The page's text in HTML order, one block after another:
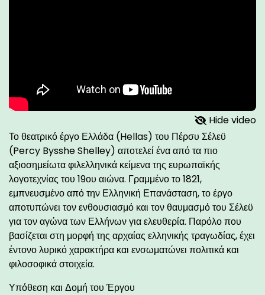
Hide video
Το θεατρικό έργο Ελλάδα (Hellas) του Πέρσυ Σέλεϋ
(Percy Bysshe Shelley) αποτελεί ένα από τα πιο
αξιοσημείωτα φιλελληνικά κείμενα της ευρωπαϊκής
λογοτεχνίας του 19ου αιώνα. Γραμμένο το 1821,
εμπνευσμένο από την Ελληνική Επανάσταση, το έργο
αποτυπώνει τον ενθουσιασμό και τον θαυμασμό του Σέλεϋ
για τον αγώνα των Ελλήνων για ελευθερία. Παρόλο που
βασίζεται στη μορφή της αρχαίας ελληνικής τραγωδίας, έχει
έντονο λυρικό χαρακτήρα και ενσωματώνει πολιτικά και
φιλοσοφικά στοιχεία.
Υπόθεση και Δομή του Έργου